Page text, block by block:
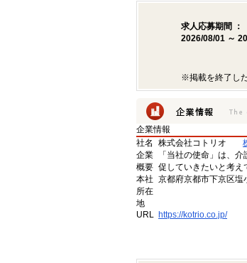
求人応募期間 ：
2026/08/01 ～
※掲載を終了し
企業情報
社名
株式会社コトリオ
企業
概要
「当社の使命」は、
促していきたいと考
本社
所在
地
京都府京都市下京区
URL https://kotrio.co.jp/